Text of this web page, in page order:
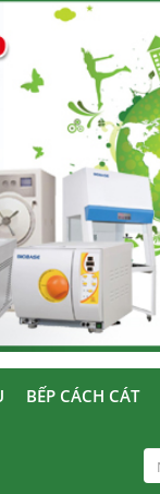
BẾP CÁCH CÁT